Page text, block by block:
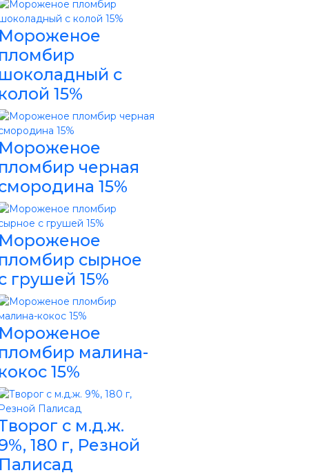
с
15%
черная
15%
сырное
грушей 15%
малина-
15%
с м.д.ж.
180 г, Резной